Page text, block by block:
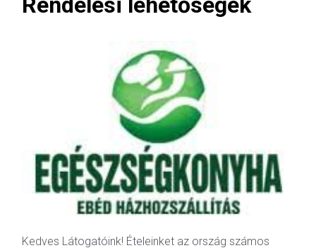
Kedves Látogatóink! Ételeinket az ország számos